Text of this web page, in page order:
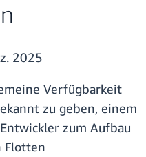
2025
Verfügbarkeit
zu geben, einem
zum Aufbau
Flotten